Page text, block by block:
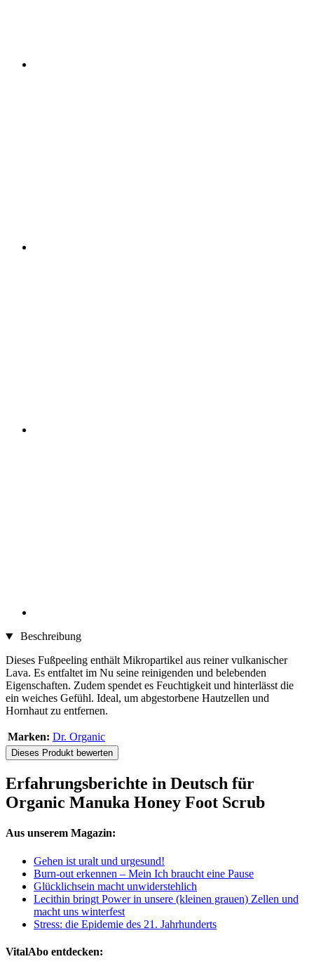
Beschreibung
Dieses Fußpeeling enthält Mikropartikel aus reiner vulkanischer
Lava. Es entfaltet im Nu seine reinigenden und belebenden
Eigenschaften. Zudem spendet es Feuchtigkeit und hinterlässt die
ein weiches Gefühl. Ideal, um abgestorbene Hautzellen und
Hornhaut zu entfernen.
Marken: Dr. Organic
Dieses Produkt bewerten
Erfahrungsberichte in Deutsch für
Organic Manuka Honey Foot Scrub
Aus unserem Magazin:
Gehen ist uralt und urgesund!
Burn-out erkennen – Mein Ich braucht eine Pause
Glücklichsein macht unwiderstehlich
Lecithin bringt Power in unsere (kleinen grauen) Zellen und
macht uns winterfest
Stress: die Epidemie des 21. Jahrhunderts
VitalAbo entdecken: